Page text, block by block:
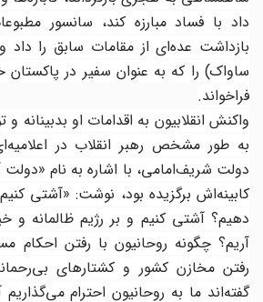
داد با فساد مبارزه کند، سانسور
بازداشت عده‌ای از مقامات سابق را داد
ساواک) را که به عنوان سفیر در پاکستان
فراخواند.
واکنش انقلابیون به اقدامات او بدبینانه و
به طور مشخص رهبر انقلاب در
دولت شریف‌امامی، با اشاره به نام «دولت
کابینه‌اش برگزیده بود، نوشت: «آشتی
دهیم؟ آشتی کنیم و بر رژیم ظالمانه و
آریم؟ چگونه روحانیون با رفتن احکام
رفتن مخازن کشور و کشتارهای
گفته‌اند ما به روحانیون احترام